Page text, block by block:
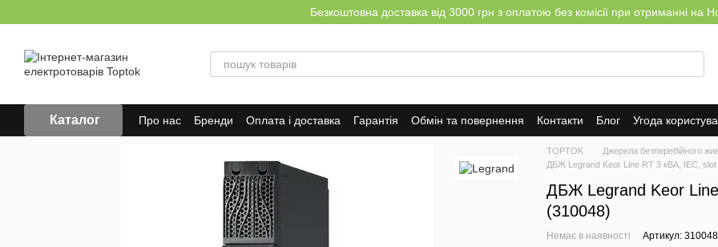
Безкоштовна доставка від 3000 грн з оплатою без комісії при отриманні на
Каталог Про нас Бренди Оплата і доставка Гарантія Обмін та повернення Контакти Блог Угода
TOPTOK Джерела безперебійного
ДБЖ Legrand Keor Line RT 3 кВА, IEC, slot
ДБЖ Legrand Keor
(310048)
Немає в наявності Артикул: 310048